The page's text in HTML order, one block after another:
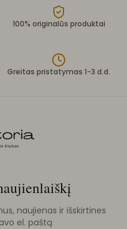
100% originalūs produktai
Greitas pristatymas 1-3 d.d.
naujienas ir išskirtines
el. paštą